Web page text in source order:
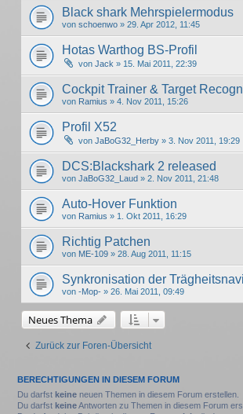
Black shark Mehrspielermodus
von schoenwo » 29. Apr 2012, 11:45
Hotas Warthog BS-Profil
von Jack » 15. Mai 2011, 22:39
Cockpit Trainer & Target
von Ramius » 4. Nov 2011, 15:26
Profil X52
von JaBoG32_Herby » 3. Nov 2011, 19:29
DCS:Blackshark 2 released
von JaBoG32_Laud » 2. Nov 2011, 21:48
Auto-Hover Funktion
von Ramius » 1. Okt 2011, 16:29
Richtig Patchen
von ME-109 » 28. Aug 2011, 11:15
Synkronisation der
von -Mop- » 26. Mai 2011, 09:49
Neues Thema
Zurück zur Foren-Übersicht
BERECHTIGUNGEN IN DIESEM FORUM
Du darfst keine neuen Themen in diesem Forum erstellen.
Du darfst keineAntworten zu Themen in diesem Forum